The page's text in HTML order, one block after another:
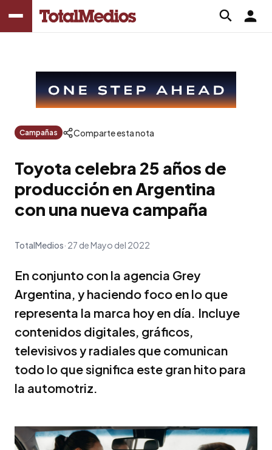
Campañas Comparte esta nota
Toyota celebra 25 años de
producción en Argentina
con una nueva campaña
TotalMedios 27 de Mayo del 2022
En conjunto con la agencia Grey
Argentina, y haciendo foco en lo que
representa la marca hoy en día. Incluye
contenidos digitales, gráficos,
televisivos y radiales que comunican
todo lo que significa este gran hito para
la automotriz.